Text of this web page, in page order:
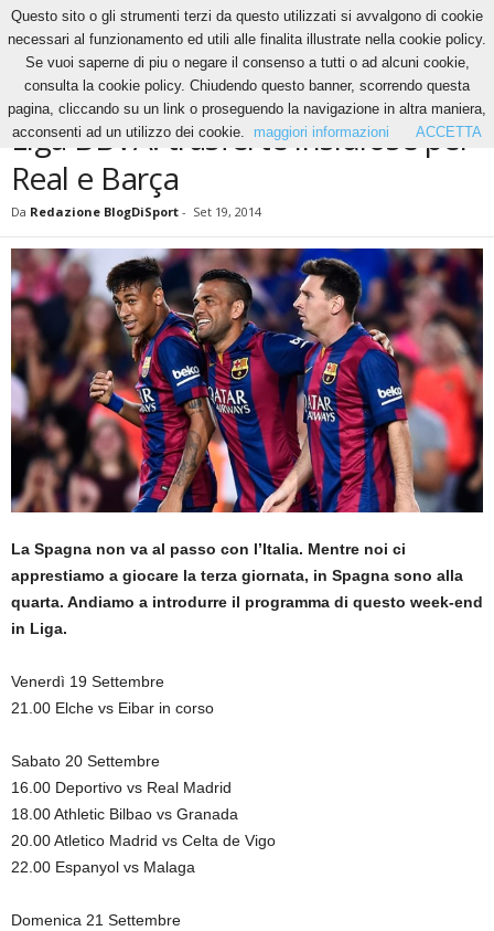
News Liga BBVA: trasferte insidiose per Real e Barça
NEWS
Liga BBVA: trasferte insidiose per
Real e Barça
Da Redazione BlogDiSport - Set 19, 2014
La Spagna non va al passo con l’Italia. Mentre noi ci
apprestiamo a giocare la terza giornata, in Spagna sono alla
quarta. Andiamo a introdurre il programma di questo week-end
in Liga.
Venerdì 19 Settembre
21.00 Elche vs Eibar in corso
Sabato 20 Settembre
16.00 Deportivo vs Real Madrid
18.00 Athletic Bilbao vs Granada
20.00 Atletico Madrid vs Celta de Vigo
22.00 Espanyol vs Malaga
Domenica 21 Settembre
Questo sito o gli strumenti terzi da questo utilizzati si avvalgono di cookie
necessari al funzionamento ed utili alle finalita illustrate nella cookie policy.
Se vuoi saperne di piu o negare il consenso a tutti o ad alcuni cookie,
consulta la cookie policy. Chiudendo questo banner, scorrendo questa
pagina, cliccando su un link o proseguendo la navigazione in altra maniera,
acconsenti ad un utilizzo dei cookie.
maggiori informazioni ACCETTA